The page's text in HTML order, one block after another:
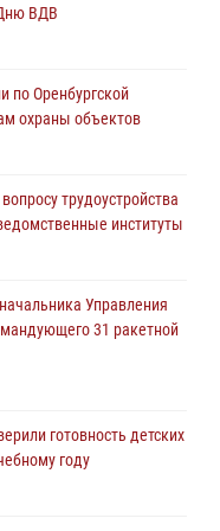
мужчина в тяжелой
готовность детских
году
в Оренбурге
ВДВ
по Оренбургской
охраны объектов
трудоустройства
институты
Управления
31 ракетной
готовность детских
году